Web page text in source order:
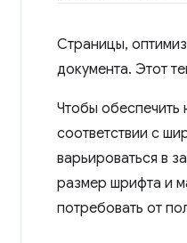
Страницы,
документа. Этот
Чтобы
соответствии с
варьироваться в
размер шрифта и
потребовать от